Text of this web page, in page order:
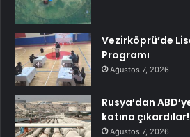
Vezirköprü’de
Programı
Ağustos 7, 2026
Rusya’dan
katına çıkardılar!
Ağustos 7, 2026